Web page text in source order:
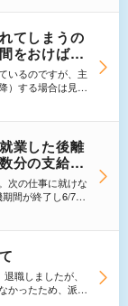
か？
てしまうの
をおけば大
いるのですが、主
）する場合は見込
す」と言われまし
企業先から、以
になりますが、7
約で2ヶ月結びた
約になるのであれ
かがでしょうか？
からにしたほうが
業した後離
分の支給を
次の仕事に就けな
間が終了し6/7が
スタートの仕事
らないとのことで
、9月末で仕事が
職しましたが、
かったため、派遣
与が発生します